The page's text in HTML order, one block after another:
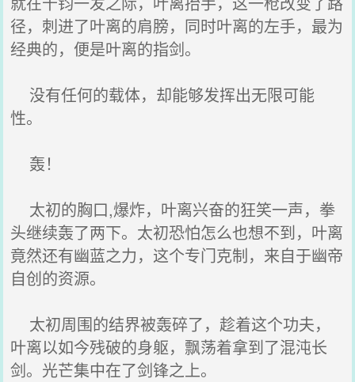
径，刺进了叶离的肩膀，同时叶离的左手，最为
经典的，便是叶离的指剑。
没有任何的载体，却能够发挥出无限可能
性。
轰！
太初的胸口,爆炸，叶离兴奋的狂笑一声，拳
头继续轰了两下。太初恐怕怎么也想不到，叶离
竟然还有幽蓝之力，这个专门克制，来自于幽帝
自创的资源。
太初周围的结界被轰碎了，趁着这个功夫，
叶离以如今残破的身躯，飘荡着拿到了混沌长
剑。光芒集中在了剑锋之上。